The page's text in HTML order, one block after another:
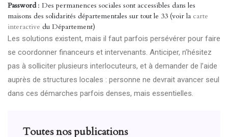
Password: Des permanences sociales sont accessibles dans les
maisons des solidarités départementales sur tout le 33 (voir la carte
interactive du Département)
Les solutions existent, mais il faut parfois persévérer pour faire
se coordonner financeurs et intervenants. Anticiper, n’hésitez
pas à solliciter plusieurs interlocuteurs, et à demander de l’aide
auprès de structures locales : personne ne devrait avancer seul
dans ces démarches parfois denses, mais essentielles.
Toutes nos publications